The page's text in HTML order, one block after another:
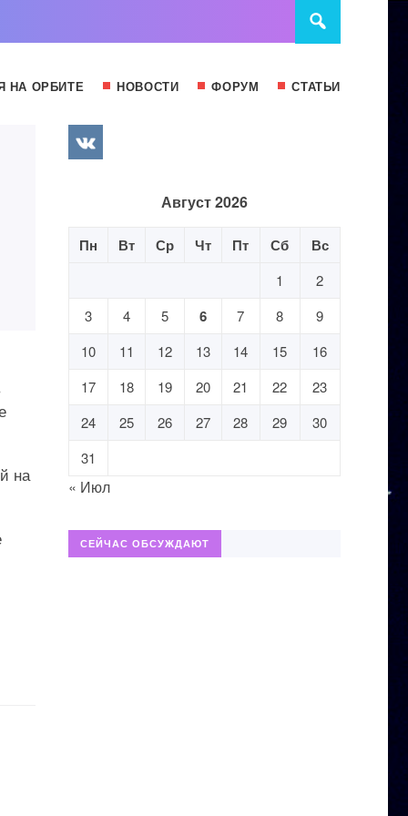
НА ОРБИТЕ НОВОСТИ ФОРУМ СТАТЬИ
на
Август 2026
Пн Вт Ср Чт Пт Сб Вс
1
2
3
4 5 6 7 8
9
10
11 12 13 14 15
16
17
18 19 20 21 22
23
24
25 26 27 28 29
30
31
« Июл
СЕЙЧАС ОБСУЖДАЮТ